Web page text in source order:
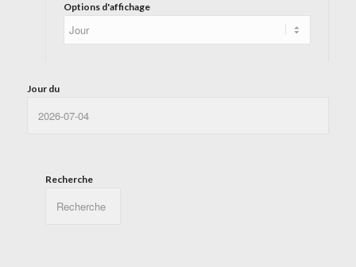
Options d'affichage
Jour du
Recherche